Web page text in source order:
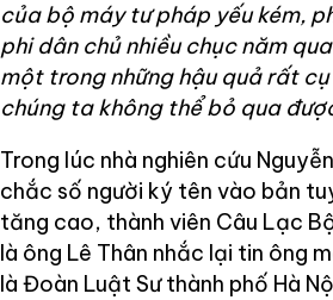
của bộ máy tư pháp yếu kém,
phi dân chủ nhiều chục năm
một trong những hậu quả rất
chúng ta không thể bỏ qua
Trong lúc nhà nghiên cứu
chắc số người ký tên vào bản
tăng cao, thành viên Câu Lạc
là ông Lê Thân nhắc lại tin ông
là Đoàn Luật Sư thành phố Hà